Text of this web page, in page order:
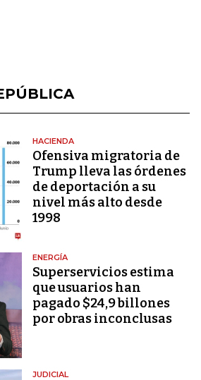
HACIENDA
Ofensiva migratoria de
Trump lleva las órdenes
de deportación a su
nivel más alto desde
1998
ENERGÍA
Superservicios estima
que usuarios han
pagado $24,9 billones
por obras inconclusas
JUDICIAL